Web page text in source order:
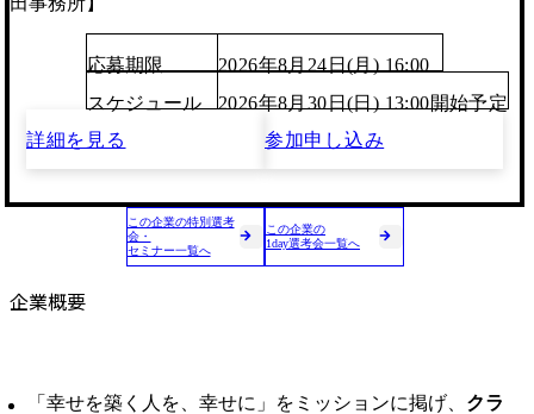
応募期限
2026年8月24日(月) 16:00
スケジュール
2026年8月30日(日) 13:00開始予定
詳細を見る
参加申し込み
この企業の特別選考
会・
セミナー一覧へ
この企業の
1day選考会一覧へ
企業概要
「幸せを築く人を、幸せに」をミッションに掲げ、 クラ